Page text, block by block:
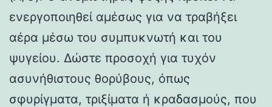
ενεργοποιηθεί αμέσως για να τραβήξει
αέρα μέσω του συμπυκνωτή και του
ψυγείου. Δώστε προσοχή για τυχόν
ασυνήθιστους θορύβους, όπως
σφυρίγματα, τριξίματα ή κραδασμούς, που